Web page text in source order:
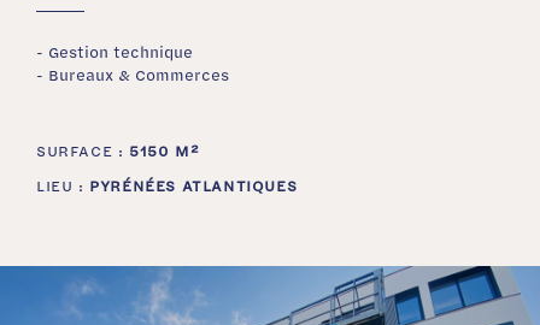
- Gestion technique
- Bureaux & Commerces
SURFACE : 5150 M²
LIEU : PYRÉNÉES ATLANTIQUES